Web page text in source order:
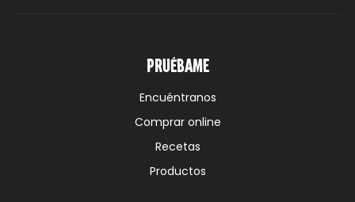
Pruébame
Encuéntranos
Comprar online
Recetas
Productos